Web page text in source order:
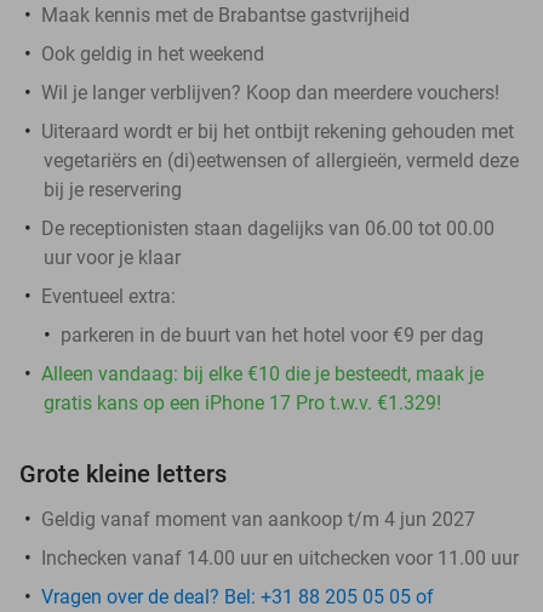
Maak kennis met de Brabantse gastvrijheid
Ook geldig in het weekend
Wil je langer verblijven? Koop dan meerdere vouchers!
Uiteraard wordt er bij het ontbijt rekening gehouden met
vegetariërs en (di)eetwensen of allergieën, vermeld deze
bij je reservering
De receptionisten staan dagelijks van 06.00 tot 00.00
uur voor je klaar
Eventueel extra:
parkeren in de buurt van het hotel voor €9 per dag
Alleen vandaag: bij elke €10 die je besteedt, maak je
gratis kans op een iPhone 17 Pro t.w.v. €1.329!
Grote kleine letters
Geldig vanaf moment van aankoop t/m 4 jun 2027
Inchecken vanaf 14.00 uur en uitchecken voor 11.00 uur
Vragen over de deal? Bel: +31 88 205 05 05 of